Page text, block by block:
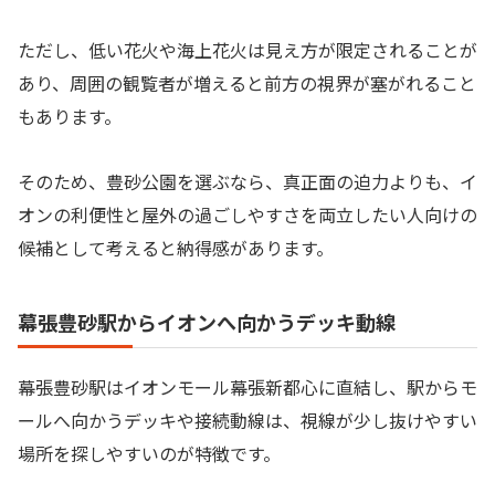
ただし、低い花火や海上花火は見え方が限定されることが
あり、周囲の観覧者が増えると前方の視界が塞がれること
もあります。
そのため、豊砂公園を選ぶなら、真正面の迫力よりも、イ
オンの利便性と屋外の過ごしやすさを両立したい人向けの
候補として考えると納得感があります。
幕張豊砂駅からイオンへ向かうデッキ動線
幕張豊砂駅はイオンモール幕張新都心に直結し、駅からモ
ールへ向かうデッキや接続動線は、視線が少し抜けやすい
場所を探しやすいのが特徴です。